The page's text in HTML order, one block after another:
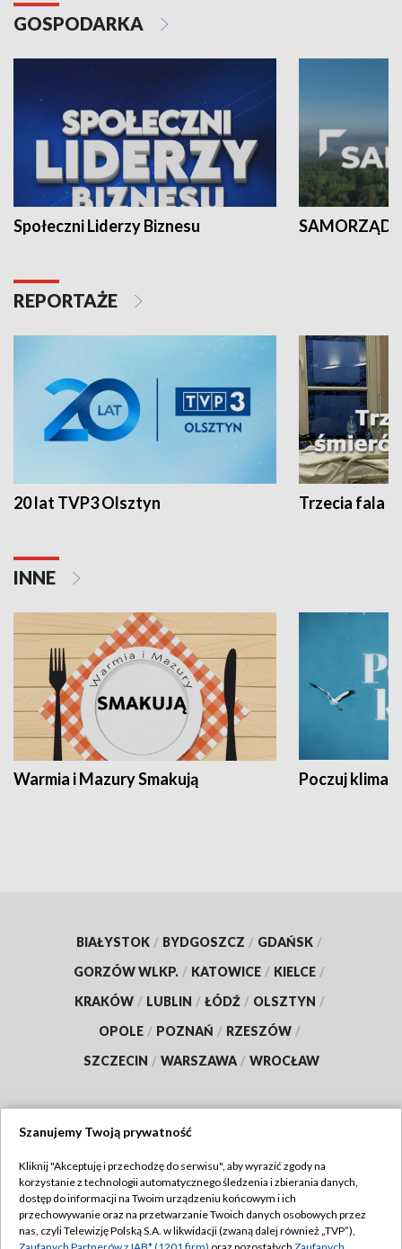
GOSPODARKA
Społeczni Liderzy Biznesu SAMORZĄD
REPORTAŻE
20 lat TVP3 Olsztyn Trzecia fala -
INNE
Warmia i Mazury Smakują Poczuj klimat
BIAŁYSTOK / BYDGOSZCZ / GDAŃSK /
GORZÓW WLKP. / KATOWICE / KIELCE /
KRAKÓW / LUBLIN / ŁÓDŹ / OLSZTYN /
OPOLE / POZNAŃ / RZESZÓW /
SZCZECIN / WARSZAWA / WROCŁAW
TVP
Abonament TVP
Emisja w TVP
Regulamin TVP
Szanujemy Twoją prywatność
Kliknij "Akceptuję i przechodzę do serwisu", aby wyrazić zgody na
korzystanie z technologii automatycznego śledzenia i zbierania danych,
dostęp do informacji na Twoim urządzeniu końcowym i ich
przechowywanie oraz na przetwarzanie Twoich danych osobowych przez
nas, czyli Telewizję Polską S.A. w likwidacji (zwaną dalej również „TVP”),